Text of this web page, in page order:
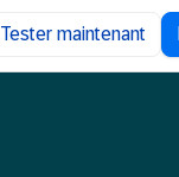
Tester maintenant